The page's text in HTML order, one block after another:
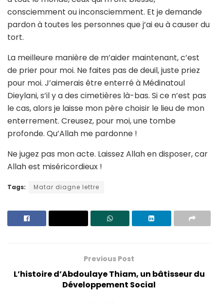
consciemment ou inconsciemment. Et je demande
pardon à toutes les personnes que j’ai eu à causer du
tort.
La meilleure manière de m’aider maintenant, c’est
de prier pour moi. Ne faites pas de deuil, juste priez
pour moi. J’aimerais être enterré à Médinatoul
Dieylani, s’il y a des cimetières là-bas. Si ce n’est pas
le cas, alors je laisse mon père choisir le lieu de mon
enterrement. Creusez, pour moi, une tombe
profonde. Qu’Allah me pardonne !
Ne jugez pas mon acte. Laissez Allah en disposer, car
Allah est miséricordieux !
Tags: Matar diagne lettre
Previous Post
L’histoire d’Abdoulaye Thiam, un bâtisseur du
Développement Social